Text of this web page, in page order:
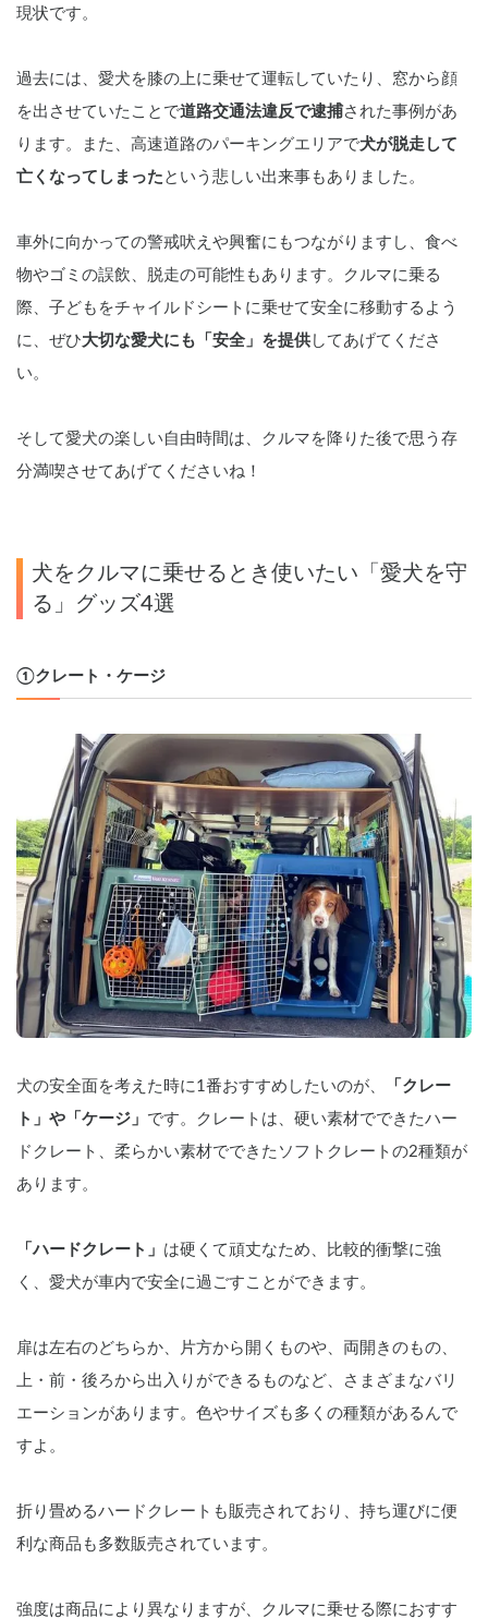
現状です。
過去には、愛犬を膝の上に乗せて運転していたり、窓から顔
を出させていたことで道路交通法違反で逮捕された事例があ
ります。また、高速道路のパーキングエリアで犬が脱走して
亡くなってしまった という悲しい出来事もありました。
車外に向かっての警戒吠えや興奮にもつながりますし、食べ
物やゴミの誤飲、脱走の可能性もあります。クルマに乗る
際、子どもをチャイルドシートに乗せて安全に移動するよう
に、ぜひ大切な愛犬にも「安全」を提供 してあげてくださ
い。
そして愛犬の楽しい自由時間は、クルマを降りた後で思う存
分満喫させてあげてくださいね！
犬をクルマに乗せるとき使いたい「愛犬を守
る」グッズ4選
①クレート・ケージ
犬の安全面を考えた時に1番おすすめしたいのが、
「クレー
ト」や「ケージ」 です。クレートは、硬い素材でできたハー
ドクレート、柔らかい素材でできたソフトクレートの2種類が
あります。
「ハードクレート」 は硬くて頑丈なため、比較的衝撃に強
く、愛犬が車内で安全に過ごすことができます。
扉は左右のどちらか、片方から開くものや、両開きのもの、
上・前・後ろから出入りができるものなど、さまざまなバリ
エーションがあります。色やサイズも多くの種類があるんで
すよ。
折り畳めるハードクレートも販売されており、持ち運びに便
利な商品も多数販売されています。
強度は商品により異なりますが、クルマに乗せる際におすす